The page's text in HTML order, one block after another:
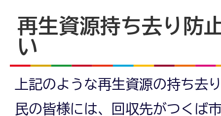
再生資源持ち去り防
い
上記のような再生資源の持ち去
民の皆様には、回収先がつくば